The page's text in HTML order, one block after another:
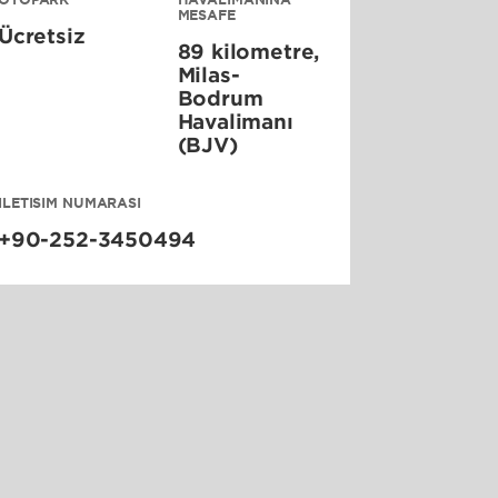
MESAFE
89 kilometre,
Milas-
Bodrum
Havalimanı
(BJV)
NUMARASI
252-3450494